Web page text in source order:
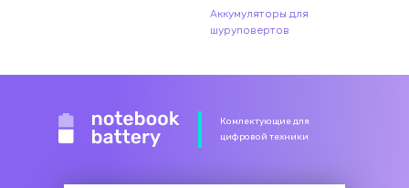
Аккумуляторы для
шуруповертов
Комлектующие для
цифровой техники